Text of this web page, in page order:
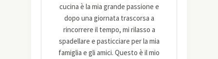
cucina è la mia grande passione e
dopo una giornata trascorsa a
rincorrere il tempo, mi rilasso a
spadellare e pasticciare per la mia
famiglia e gli amici. Questo è il mio